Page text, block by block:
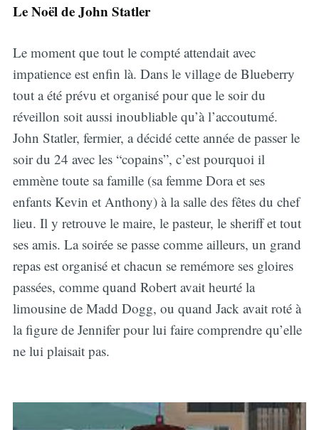
Le Noël de John Statler
Le moment que tout le compté attendait avec
impatience est enfin là. Dans le village de Blueberry
tout a été prévu et organisé pour que le soir du
réveillon soit aussi inoubliable qu’à l’accoutumé.
John Statler, fermier, a décidé cette année de passer le
soir du 24 avec les “copains”, c’est pourquoi il
emmène toute sa famille (sa femme Dora et ses
enfants Kevin et Anthony) à la salle des fêtes du chef
lieu. Il y retrouve le maire, le pasteur, le sheriff et tout
ses amis. La soirée se passe comme ailleurs, un grand
repas est organisé et chacun se remémore ses gloires
passées, comme quand Robert avait heurté la
limousine de Madd Dogg, ou quand Jack avait roté à
la figure de Jennifer pour lui faire comprendre qu’elle
ne lui plaisait pas.